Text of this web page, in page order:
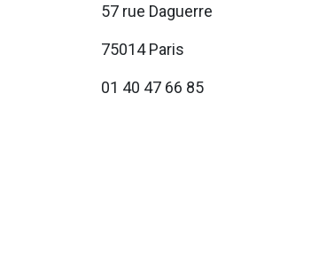
57 rue Daguerre
75014 Paris
01 40 47 66 85